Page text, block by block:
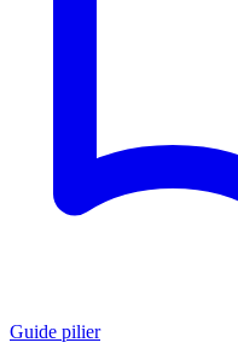
Guide pilier